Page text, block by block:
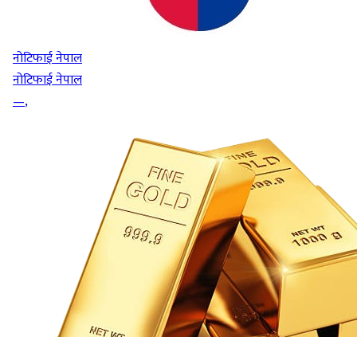
नोटिफाई नेपाल
नोटिफाई नेपाल
—,